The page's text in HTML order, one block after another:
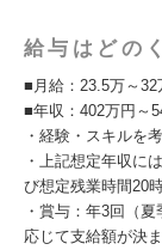
給与はどの
■月給：23.5万～32
■年収：402万円～
・経験・スキルを
・上記想定年収に
び想定残業時間20
・賞与：年3回（
応じて支給額が決ま